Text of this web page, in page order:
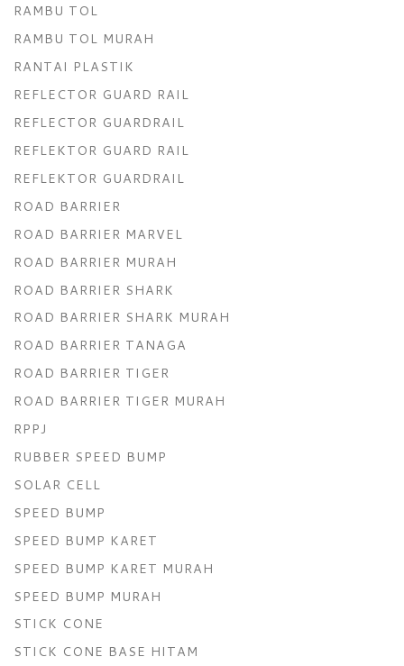
RAMBU TOL
RAMBU TOL MURAH
RANTAI PLASTIK
REFLECTOR GUARD RAIL
REFLECTOR GUARDRAIL
REFLEKTOR GUARD RAIL
REFLEKTOR GUARDRAIL
ROAD BARRIER
ROAD BARRIER MARVEL
ROAD BARRIER MURAH
ROAD BARRIER SHARK
ROAD BARRIER SHARK MURAH
ROAD BARRIER TANAGA
ROAD BARRIER TIGER
ROAD BARRIER TIGER MURAH
RPPJ
RUBBER SPEED BUMP
SOLAR CELL
SPEED BUMP
SPEED BUMP KARET
SPEED BUMP KARET MURAH
SPEED BUMP MURAH
STICK CONE
STICK CONE BASE HITAM